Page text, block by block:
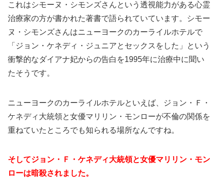
これはシモーヌ・シモンズさんという透視能力がある心霊
治療家の方が書かれた著書で語られていています。シモー
ヌ・シモンズさんはニューヨークのカーライルホテルで
「ジョン・ケネディ・ジュニアとセックスをした」という
衝撃的なダイアナ妃からの告白を1995年に治療中に聞い
たそうです。
ニューヨークのカーライルホテルといえば、ジョン・Ｆ・
ケネディ大統領と女優マリリン・モンローが不倫の関係を
重ねていたところでも知られる場所なんですね。
そしてジョン・Ｆ・ケネディ大統領と女優マリリン・モン
ローは暗殺されました。